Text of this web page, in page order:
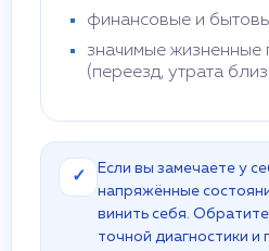
финансовые и
значимые жизненные
(переезд, утрата
✓
Если вы замечаете у
напряжённые
винить себя.
точной диагностики и